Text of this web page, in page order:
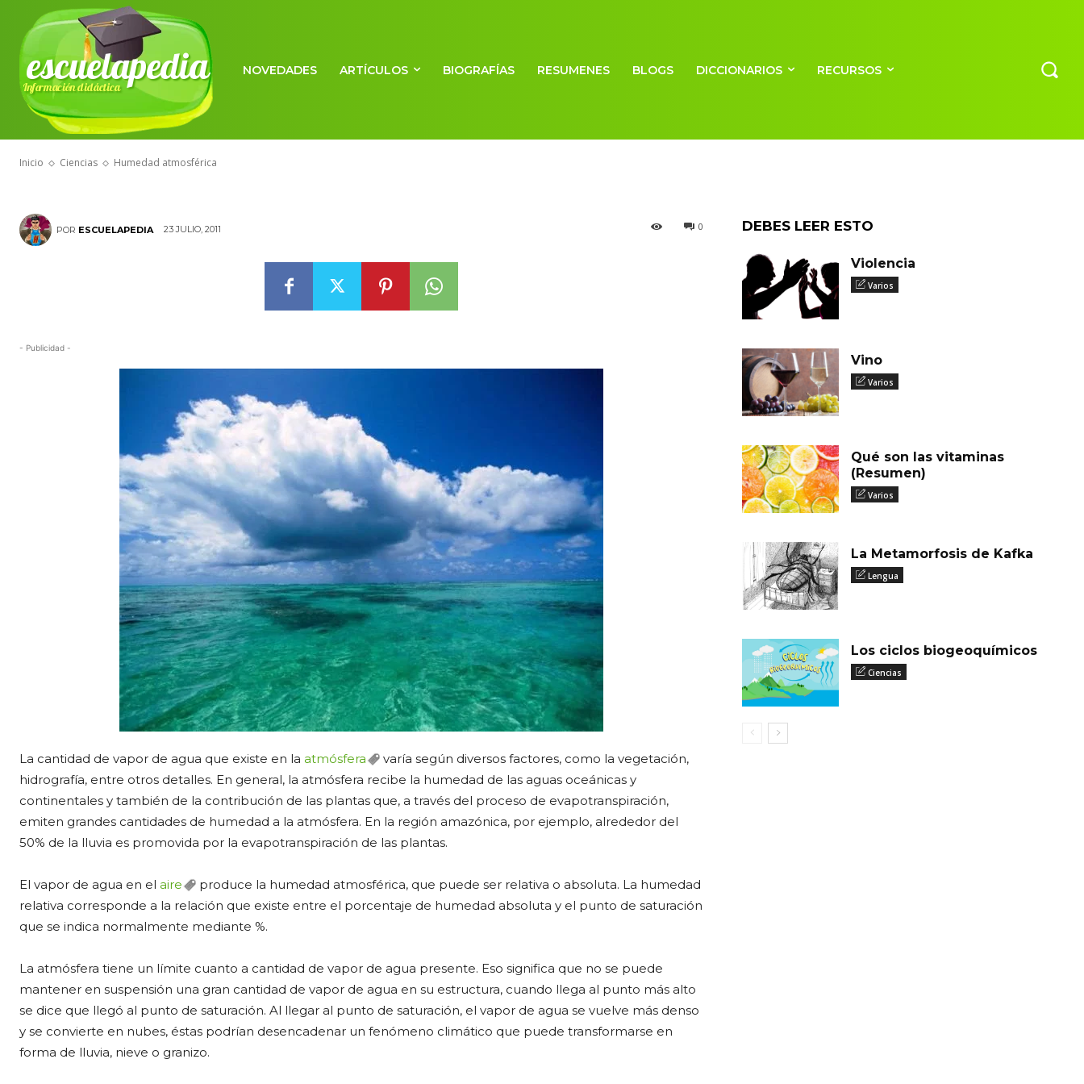
escuelapedia
Información didáctica
NOVEDADES ARTÍCULOS BIOGRAFÍAS RESUMENES BLOGS DICCIONARIOS RECURSOS
Inicio Ciencias Humedad atmosférica
CIENCIAS
Humedad atmosférica
POR ESCUELAPEDIA 23 JULIO, 2011 0
- Publicidad -
La cantidad de vapor de agua que existe en la atmósfera
varía según diversos factores, como la vegetación,
hidrografía, entre otros detalles. En general, la atmósfera recibe la humedad de las aguas oceánicas y
continentales y también de la contribución de las plantas que, a través del proceso de evapotranspiración,
emiten grandes cantidades de humedad a la atmósfera. En la región amazónica, por ejemplo, alrededor del
50% de la lluvia es promovida por la evapotranspiración de las plantas.
El vapor de agua en el aire
produce la humedad atmosférica, que puede ser relativa o absoluta. La humedad
relativa corresponde a la relación que existe entre el porcentaje de humedad absoluta y el punto de saturación
que se indica normalmente mediante %.
La atmósfera tiene un límite cuanto a cantidad de vapor de agua presente. Eso significa que no se puede
mantener en suspensión una gran cantidad de vapor de agua en su estructura, cuando llega al punto más alto
se dice que llegó al punto de saturación. Al llegar al punto de saturación, el vapor de agua se vuelve más denso
y se convierte en nubes, éstas podrían desencadenar un fenómeno climático que puede transformarse en
forma de lluvia, nieve o granizo.
DEBES LEER ESTO
Violencia
Varios
Vino
Varios
Qué son las vitaminas
(Resumen)
Varios
La Metamorfosis de Kafka
Lengua
Los ciclos biogeoquímicos
Ciencias